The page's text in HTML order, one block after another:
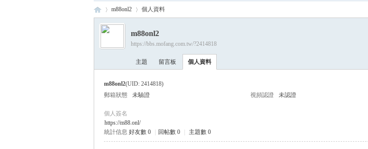
›
m88onl2 個人資料
m88onl2
https://bbs.mofang.com.tw/?2414818
主題 留言板 個人資料
m88onl2(UID: 2414818)
郵箱狀態
未驗證 視頻認證 未認證
個人簽名
https://m88.onl/
統計信息 好友數 0 回帖數 0 主題數 0